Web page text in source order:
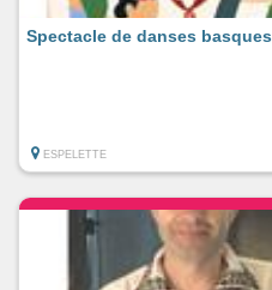
Spectacle de danses basques
ESPELETTE